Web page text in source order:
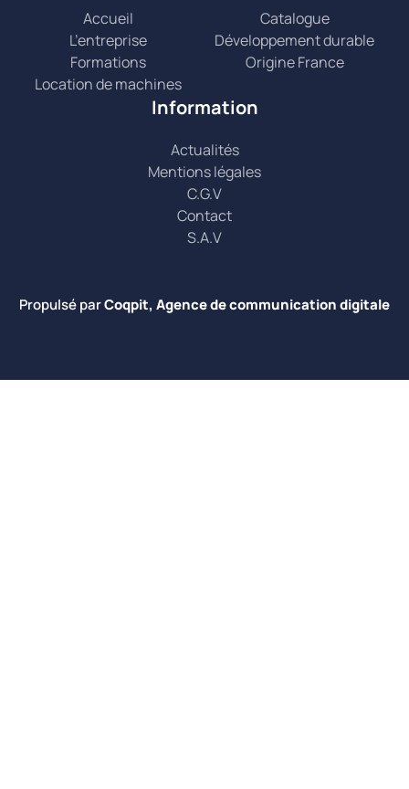
Accueil
L’entreprise
Formations
Location de machines
Catalogue
Développement durable
Origine France
Information
Actualités
Mentions légales
C.G.V
Contact
S.A.V
Propulsé parCoqpit, Agence de communication digitale